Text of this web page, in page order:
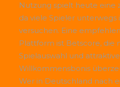
Nutzung spielt heute eine
da viele Spieler unterwegs
versuchen. Eine
Plattform ist Betscore, die
Spielauswahl und
Willkommensbonis
Wer in Deutschland nach